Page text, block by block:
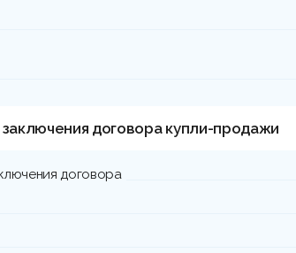
договора купли-продажи
договора